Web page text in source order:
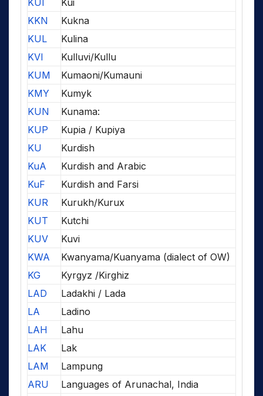
KUI
Kui
KKN
Kukna
KUL
Kulina
KVI
Kulluvi/Kullu
KUM
Kumaoni/Kumauni
KMY
Kumyk
KUN
Kunama:
KUP
Kupia / Kupiya
KU
Kurdish
KuA
Kurdish and Arabic
KuF
Kurdish and Farsi
KUR
Kurukh/Kurux
KUT
Kutchi
KUV
Kuvi
KWA
Kwanyama/Kuanyama (dialect of OW)
KG
Kyrgyz /Kirghiz
LAD
Ladakhi / Lada
LA
Ladino
LAH
Lahu
LAK
Lak
LAM
Lampung
ARU
Languages of Arunachal, India